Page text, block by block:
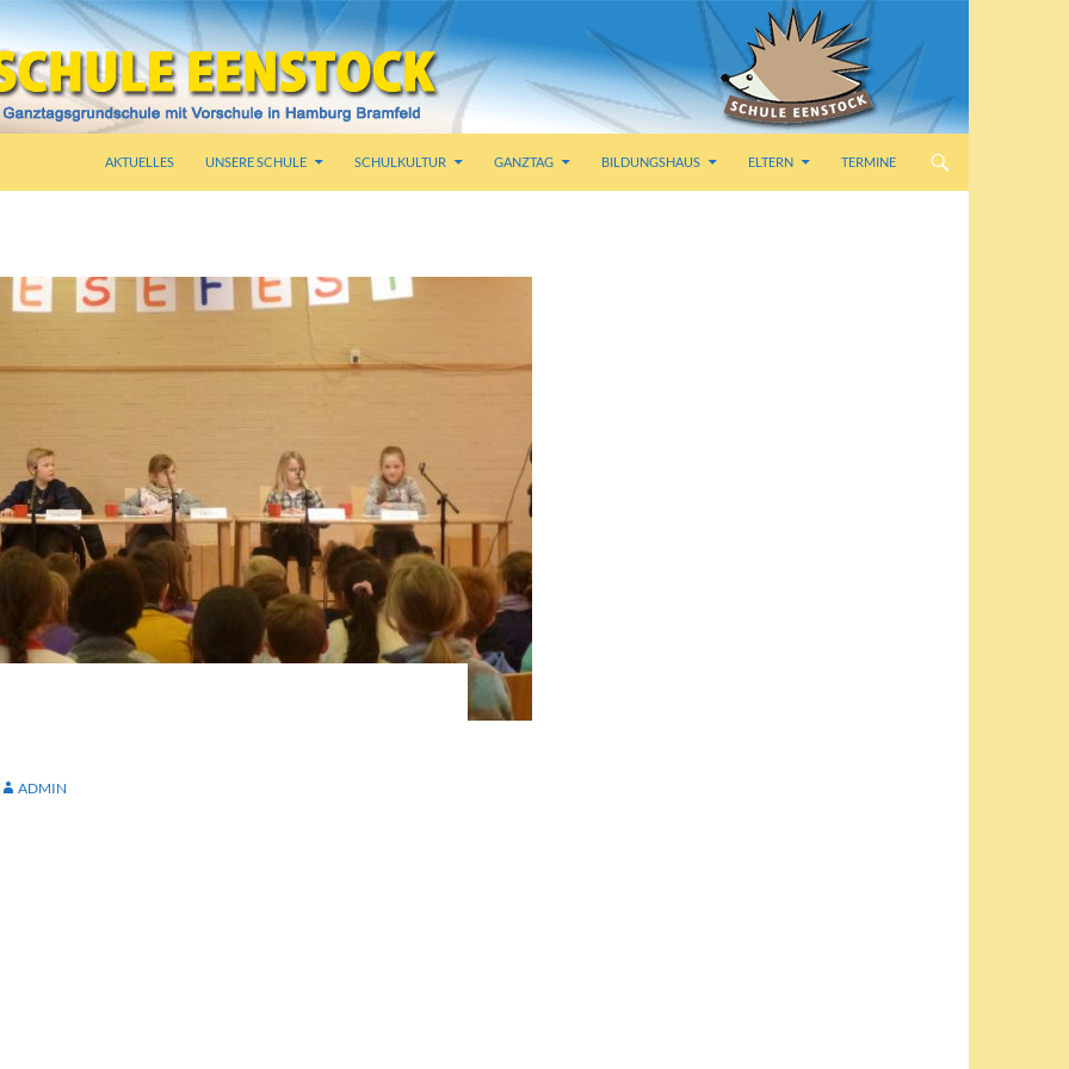
AKTUELLES UNSERE SCHULE SCHULKULTUR GANZTAG BILDUNGSHAUS ELTERN TERMINE
ADMIN